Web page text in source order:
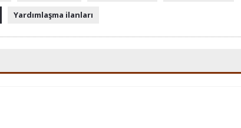
Yardımlaşma ilanları